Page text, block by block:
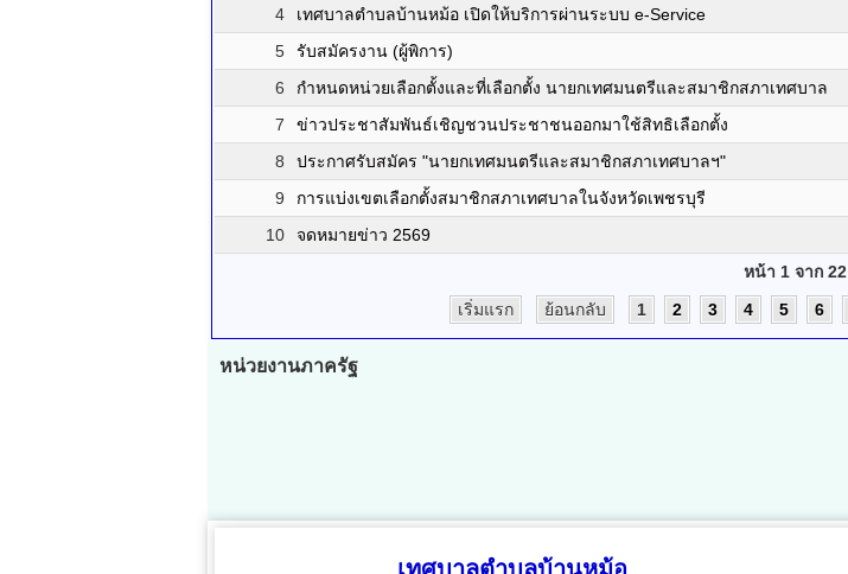
4
เทศบาลตำบลบ้านหม้อ เปิดให้บริการผ่านระบบ e-Service
5
รับสมัครงาน (ผู้พิการ)
6
กำหนดหน่วยเลือกตั้งและที่เลือกตั้ง นายกเทศมนตรีและสมาชิกสภาเทศบาล
7
ข่าวประชาสัมพันธ์เชิญชวนประชาชนออกมาใช้สิทธิเลือกตั้ง
8
ประกาศรับสมัคร "นายกเทศมนตรีและสมาชิกสภาเทศบาลฯ"
9
การแบ่งเขตเลือกตั้งสมาชิกสภาเทศบาลในจังหวัดเพชรบุรี
10
จดหมายข่าว 2569
หน้า 1 จาก 22
เริ่มแรก
ย้อนกลับ 1 2 3 4 5 6
หน่วยงานภาครัฐ